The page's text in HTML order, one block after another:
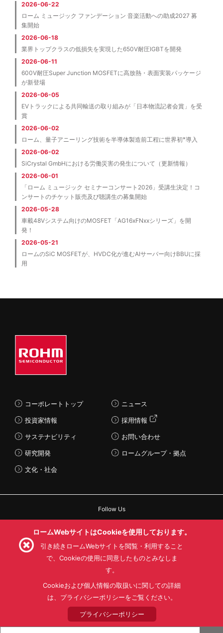
2026-06-22
ローム ミュージック ファンデーション 音楽活動への助成2027 募
集開始
2026-06-18
業界トップクラスの低損失を実現した650V耐圧IGBTを開発
2026-06-11
600V耐圧Super Junction MOSFETに高放熱・表面実装パッケージ
が新登場
2026-06-05
EVトラックによる共同輸送の取り組みが「日本物流記者会賞」を受
賞
2026-06-02
ローム、量子アニーリング技術を半導体製造前工程に世界初※導入
2026-06-02
SiCrystal GmbHにおける労働災害の発生について（更新情報）
2026-06-01
「ローム ミュージック セミナーコンサート2026」受講生決定！コ
ンサートのチケット販売及び聴講生の募集開始
2026-05-28
車載48Vシステム向けのMOSFET「AG16xFNxxシリーズ」を開
発！
2026-05-21
ロームのSiC MOSFETが、HVDC化が進むAIサーバー向けBBUに採
用
コーポレートトップ
投資家情報
サステナビリティ
研究開発
文化・社会
ニュース
採用情報
お問い合わせ
ロームグループ・拠点
Follow Us
利用規約 利用目的
SNS利用規約
プライバシーポリシー
ローム製品の販売に関する標準契約条件書(PDF)
ロームWebサイトはCookieを使用しております。
引き続きロームWebサイトを閲覧・利用すること
で、Cookieの使用に同意したものとみなしま
す。
Cookieおよび個人情報の取扱いに関しての詳細
は、プライバシーポリシーをご覧ください。
プライバシーポリシー